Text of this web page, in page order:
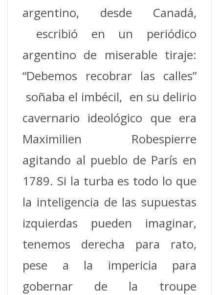
argentino, desde Canadá,
escribió en un periódico
argentino de miserable tiraje:
“Debemos recobrar las calles”
soñaba el imbécil, en su delirio
cavernario ideológico que era
Maximilien Robespierre
agitando al pueblo de París en
1789. Si la turba es todo lo que
la inteligencia de las supuestas
izquierdas pueden imaginar,
tenemos derecha para rato,
pese a la impericia para
gobernar de la troupe